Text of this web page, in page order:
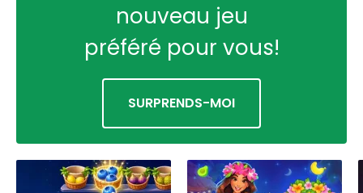
nouveau jeu
préféré pour vous!
SURPRENDS-MOI